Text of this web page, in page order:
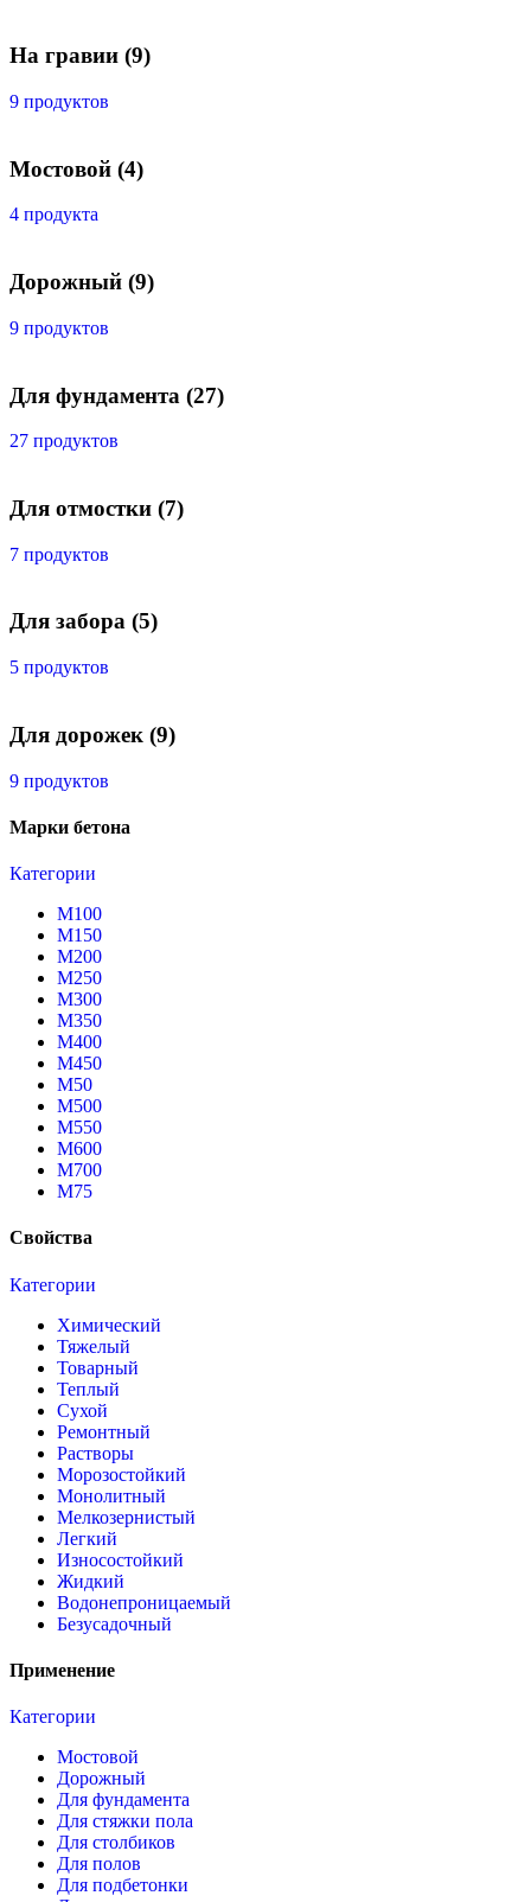
На гравии (9)
9 продуктов
Мостовой (4)
4 продукта
Дорожный (9)
9 продуктов
Для фундамента (27)
27 продуктов
Для отмостки (7)
7 продуктов
Для забора (5)
5 продуктов
Для дорожек (9)
9 продуктов
Марки бетона
Категории
М100
М150
М200
М250
М300
М350
М400
М450
М50
М500
М550
М600
М700
М75
Свойства
Категории
Химический
Тяжелый
Товарный
Теплый
Сухой
Ремонтный
Растворы
Морозостойкий
Монолитный
Мелкозернистый
Легкий
Износостойкий
Жидкий
Водонепроницаемый
Безусадочный
Применение
Категории
Мостовой
Дорожный
Для фундамента
Для стяжки пола
Для столбиков
Для полов
Для подбетонки